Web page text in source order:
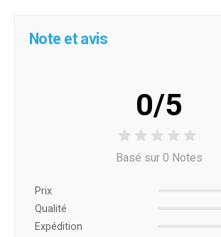
Note et avis
0/5
Basé sur 0 Notes
Prix ​​
Qualité
Expédition